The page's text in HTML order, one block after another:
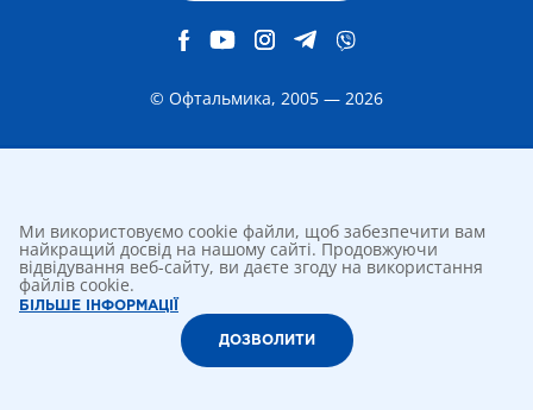
© Офтальмика, 2005 — 2026
Ми використовуємо cookie файли, щоб забезпечити вам
найкращий досвід на нашому сайті. Продовжуючи
відвідування веб-сайту, ви даєте згоду на використання
файлів cookie.
БІЛЬШЕ ІНФОРМАЦІЇ
ДОЗВОЛИТИ